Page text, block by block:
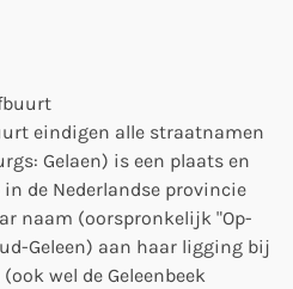
eindigen alle straatnamen
Gelaen) is een plaats en
de Nederlandse provincie
naam (oorspronkelijk "Op-
Geleen) aan haar ligging bij
(ook wel de Geleenbeek